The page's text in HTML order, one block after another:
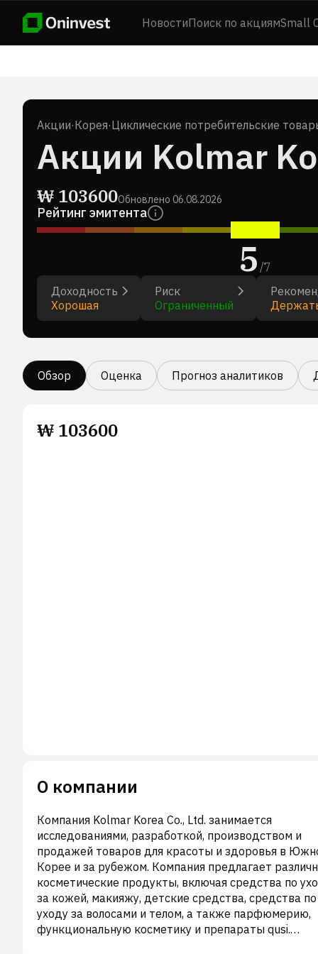
НовостиПоиск по акциямSmall
Акции·Корея·Циклические потребительские
Акции Kolmar
₩ 103600Обновлено 06.08.2026
Рейтинг эмитента
5 /7
Доходность
Хорошая
Риск
Ограниченный
Обзор Оценка Прогноз аналитиков
₩ 103600
О компании
Компания Kolmar Korea Co., Ltd. занимается
исследованиями, разработкой, производством и
продажей товаров для красоты и здоровья в
Корее и за рубежом. Компания предлагает
косметические продукты, включая средства по
за кожей, макияжу, детские средства, средства по
уходу за волосами и телом, а также парфюмерию,
функциональную косметику и препараты qusi.